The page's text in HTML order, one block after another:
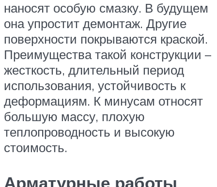
наносят особую смазку. В будущем
она упростит демонтаж. Другие
поверхности покрываются краской.
Преимущества такой конструкции –
жесткость, длительный период
использования, устойчивость к
деформациям. К минусам относят
большую массу, плохую
теплопроводность и высокую
стоимость.
Арматурные работы